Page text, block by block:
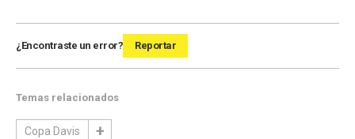
¿Encontraste un error? Reportar
Temas relacionados
Copa Davis